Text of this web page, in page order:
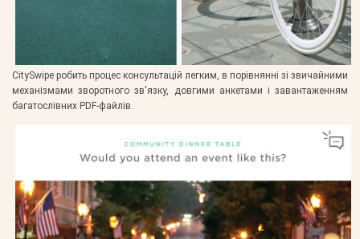
CitySwipe робить процес консультацій легким, в порівнянні зі звичайними
механізмами зворотного зв'язку, довгими анкетами і завантаженням
багатослівних PDF-файлів.